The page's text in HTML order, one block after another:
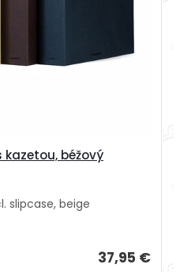
kazetou, béžový
slipcase, beige
37,95 €